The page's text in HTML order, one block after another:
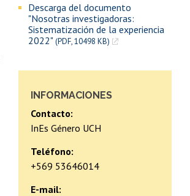
Descarga del documento
"Nosotras investigadoras:
Sistematización de la experiencia
2022"(PDF, 10498 KB)
INFORMACIONES
Contacto:
InEs Género UCH
Teléfono:
+569 53646014
E-mail: